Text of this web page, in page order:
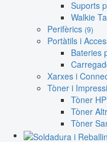
Suports
Walkie
Perifèrics (9)
Portàtils i
Bateries
Xarxes i
Tòner i
Tòner HP
Tòner
Tòner